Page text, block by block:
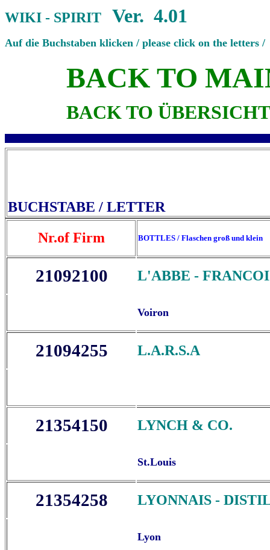
WIKI - SPIRIT Ver. 4.01
Auf die Buchstaben klicken / please click on the letters /
BACK TO
BACK TO
BUCHSTABE /
Nr.of Firm
BOTTLES / Flaschen groß und klein
21092100 L'ABBE -
Voiron
21094255 L.A.R.S.A
21354150 LYNCH & CO.
St.Louis
21354258 LYONNAIS -
Lyon